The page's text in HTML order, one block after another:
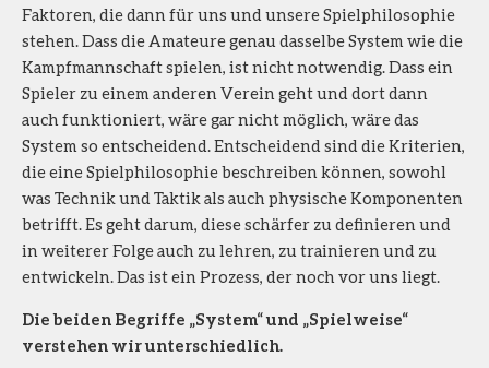
Faktoren, die dann für uns und unsere Spielphilosophie
stehen. Dass die Amateure genau dasselbe System wie die
Kampfmannschaft spielen, ist nicht notwendig. Dass ein
Spieler zu einem anderen Verein geht und dort dann
auch funktioniert, wäre gar nicht möglich, wäre das
System so entscheidend. Entscheidend sind die Kriterien,
die eine Spielphilosophie beschreiben können, sowohl
was Technik und Taktik als auch physische Komponenten
betrifft. Es geht darum, diese schärfer zu definieren und
in weiterer Folge auch zu lehren, zu trainieren und zu
entwickeln. Das ist ein Prozess, der noch vor uns liegt.
Die beiden Begriffe „System“ und „Spielweise“
verstehen wir unterschiedlich.